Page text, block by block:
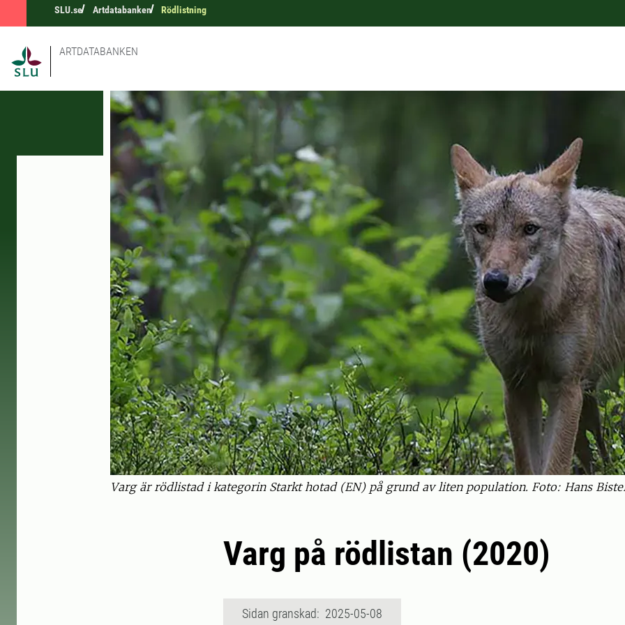
SLU.se Artdatabanken Rödlistning
ARTDATABANKEN
Varg är rödlistad i kategorin Starkt hotad (EN) på grund av liten population. Foto: Hans
Varg på rödlistan (2020)
Sidan granskad: 2025-05-08